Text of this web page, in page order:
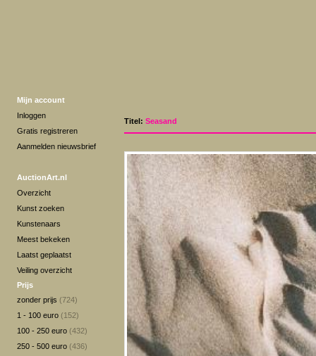
Mijn account
Inloggen
Gratis registreren
Aanmelden nieuwsbrief
AuctionArt.nl
Overzicht
Kunst zoeken
Kunstenaars
Meest bekeken
Laatst geplaatst
Veiling overzicht
Prijs
zonder prijs (724)
1 - 100 euro (152)
100 - 250 euro (432)
250 - 500 euro (436)
Titel: Seasand